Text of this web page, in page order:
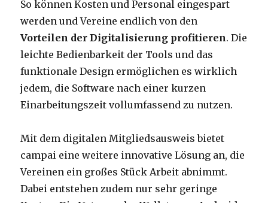
So können Kosten und Personal eingespart
werden und Vereine endlich von den
Vorteilen der Digitalisierung profitieren. Die
leichte Bedienbarkeit der Tools und das
funktionale Design ermöglichen es wirklich
jedem, die Software nach einer kurzen
Einarbeitungszeit vollumfassend zu nutzen.
Mit dem digitalen Mitgliedsausweis bietet
campai eine weitere innovative Lösung an, die
Vereinen ein großes Stück Arbeit abnimmt.
Dabei entstehen zudem nur sehr geringe